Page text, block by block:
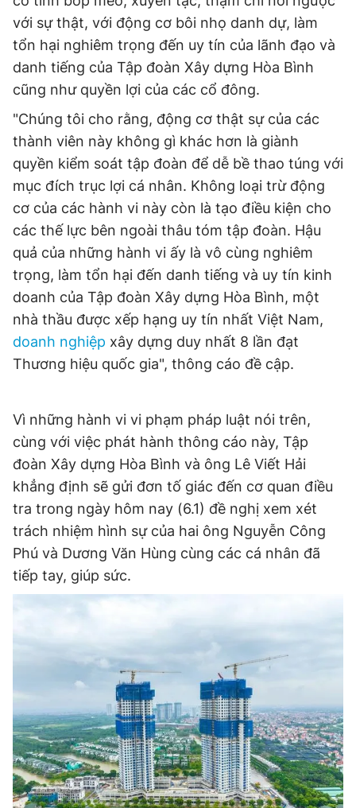
với sự thật, với động cơ bôi nhọ danh dự, làm
tổn hại nghiêm trọng đến uy tín của lãnh đạo và
danh tiếng của Tập đoàn Xây dựng Hòa Bình
cũng như quyền lợi của các cổ đông.
"Chúng tôi cho rằng, động cơ thật sự của các
thành viên này không gì khác hơn là giành
quyền kiểm soát tập đoàn để dễ bề thao túng với
mục đích trục lợi cá nhân. Không loại trừ động
cơ của các hành vi này còn là tạo điều kiện cho
các thế lực bên ngoài thâu tóm tập đoàn. Hậu
quả của những hành vi ấy là vô cùng nghiêm
trọng, làm tổn hại đến danh tiếng và uy tín kinh
doanh của Tập đoàn Xây dựng Hòa Bình, một
nhà thầu được xếp hạng uy tín nhất Việt Nam,
doanh nghiệp xây dựng duy nhất 8 lần đạt
Thương hiệu quốc gia", thông cáo đề cập.
Vì những hành vi vi phạm pháp luật nói trên,
cùng với việc phát hành thông cáo này, Tập
đoàn Xây dựng Hòa Bình và ông Lê Viết Hải
khẳng định sẽ gửi đơn tố giác đến cơ quan điều
tra trong ngày hôm nay (6.1) đề nghị xem xét
trách nhiệm hình sự của hai ông Nguyễn Công
Phú và Dương Văn Hùng cùng các cá nhân đã
tiếp tay, giúp sức.